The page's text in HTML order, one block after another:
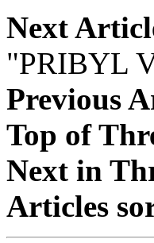
Next
"PRIBYL
Previous
Top of
Next in
Articles